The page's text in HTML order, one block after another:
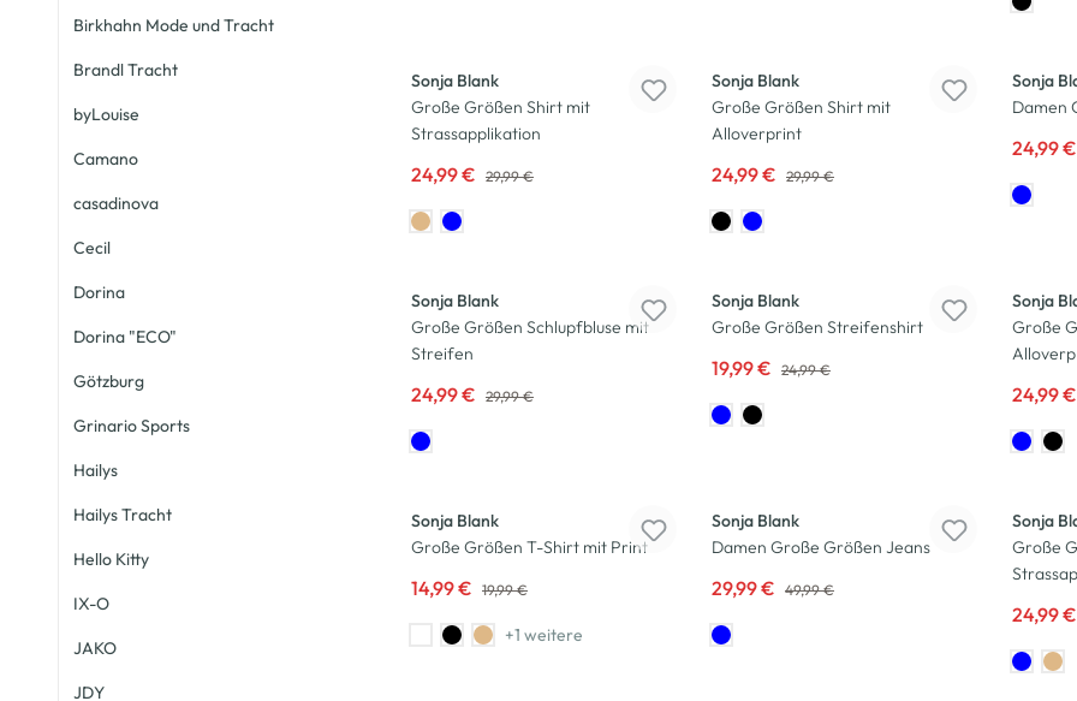
Sonja Blank
Große Größen Shirt mit
Strassapplikation
24,99 € 29,99 €
Sonja Blank
Große Größen Shirt mit
Alloverprint
24,99 € 29,99 €
Sonja
Damen
24,99
Sonja Blank
Große Größen Schlupfbluse mit
Streifen
24,99 € 29,99 €
Sonja Blank
Große Größen Streifenshirt
19,99 € 24,99 €
Sonja
Große
24,99
Sonja Blank
Große Größen T-Shirt mit Print
14,99 € 19,99 €
+1 weitere
Sonja Blank
Damen Große Größen Jeans
29,99 € 49,99 €
Sonja
Große
24,99
Birkhahn Mode und Tracht
Brandl Tracht
byLouise
Camano
casadinova
Cecil
Dorina
Dorina "ECO"
Götzburg
Grinario Sports
Hailys
Hailys Tracht
Hello Kitty
IX-O
JAKO
JDY